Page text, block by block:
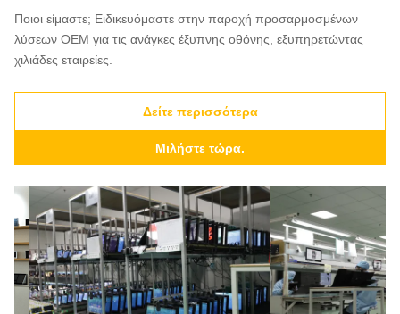
Ποιοι είμαστε; Ειδικευόμαστε στην παροχή προσαρμοσμένων
λύσεων OEM για τις ανάγκες έξυπνης οθόνης, εξυπηρετώντας
χιλιάδες εταιρείες.
Δείτε περισσότερα
Μιλήστε τώρα.